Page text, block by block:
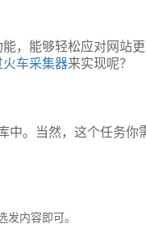
，能够轻松应对网站
火车采集器来实现呢？
。当然，这个任务你
内容即可。